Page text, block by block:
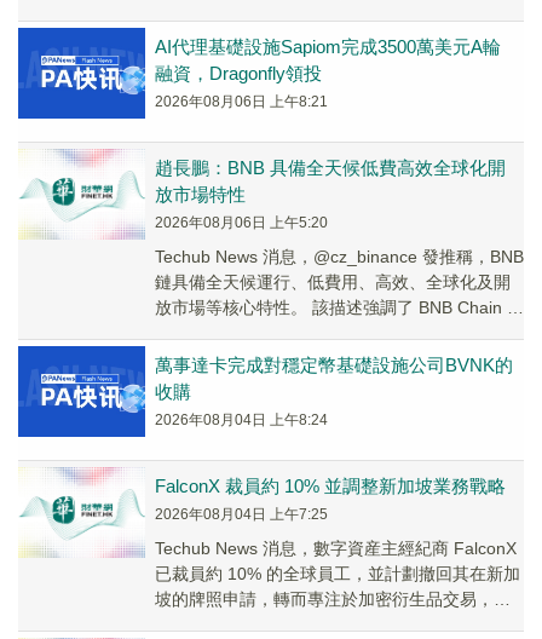
AI代理基礎設施Sapiom完成3500萬美元A輪
融資，Dragonfly領投
2026年08月06日 上午8:21
趙長鵬：BNB 具備全天候低費高效全球化開
放市場特性
2026年08月06日 上午5:20
Techub News 消息，@cz_binance 發推稱，BNB
鏈具備全天候運行、低費用、高效、全球化及開
放市場等核心特性。 該描述強調了 BNB Chain 作
萬事達卡完成對穩定幣基礎設施公司BVNK的
收購
2026年08月04日 上午8:24
FalconX 裁員約 10% 並調整新加坡業務戰略
2026年08月04日 上午7:25
Techub News 消息，數字資産主經紀商 FalconX
已裁員約 10% 的全球員工，並計劃撤回其在新加
坡的牌照申請，轉而專注於加密衍生品交易，同